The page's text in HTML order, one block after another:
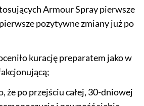
Armour Spray pierwsze
pozytywne zmiany już po
kurację preparatem jako w
że po przejściu całej, 30-dniowej